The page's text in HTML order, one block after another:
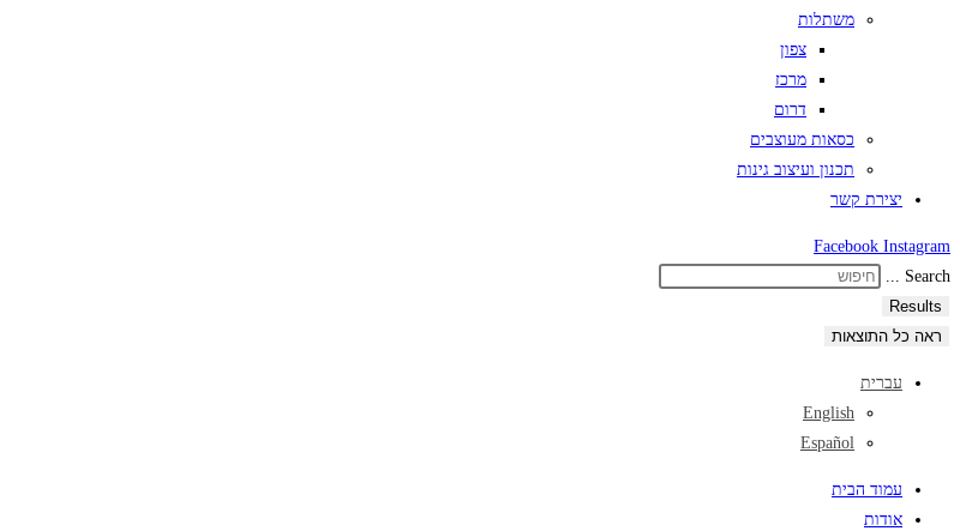
משתלות
צפון
מרכז
דרום
כסאות מעוצבים
תכנון ועיצוב גינות
יצירת קשר
Facebook Instagram
Search ...
Results
ראה כל התוצאות
עברית
English
Español
עמוד הבית
אודות